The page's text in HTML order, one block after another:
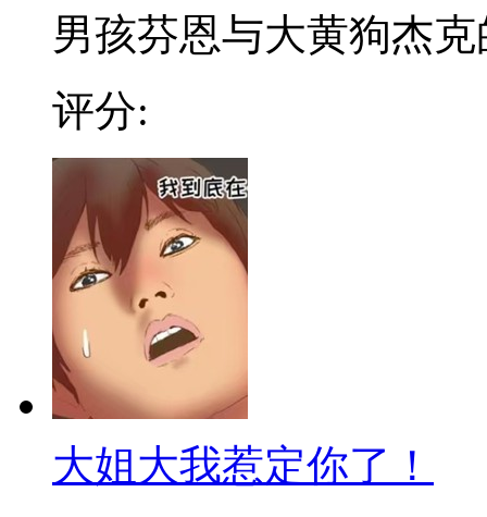
男孩芬恩与大黄狗杰克
评分:
大姐大我惹定你了！